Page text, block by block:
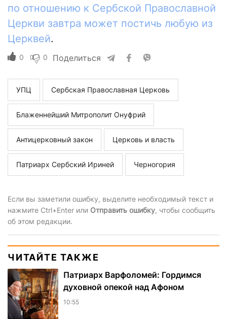
по отношению к Сербской Православной
Церкви завтра может постичь любую из
Церквей.
0 0 Поделиться
УПЦ Сербская Православная Церковь
Блаженнейший Митрополит Онуфрий
Антицерковный закон Церковь и власть
Патриарх Сербский Ириней Черногория
Если вы заметили ошибку, выделите необходимый текст и
нажмите Ctrl+Enter или Отправить ошибку, чтобы сообщить
об этом редакции.
ЧИТАЙТЕ ТАКЖЕ
Патриарх Варфоломей: Гордимся
духовной опекой над Афоном
10:55